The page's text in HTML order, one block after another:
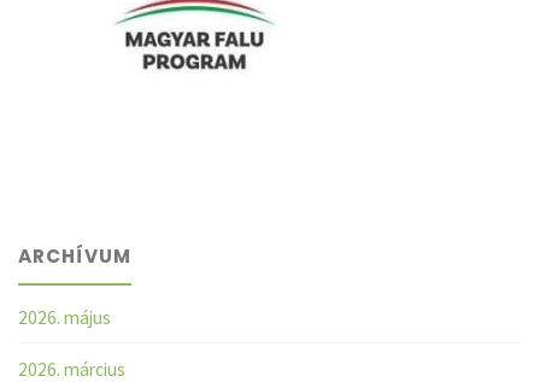
ARCHÍVUM
2026. május
2026. március